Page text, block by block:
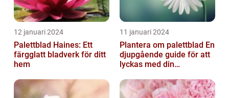
12 januari 2024
Palettblad Haines: Ett
färgglatt bladverk för ditt
hem
11 januari 2024
Plantera om palettblad En
djupgående guide för att
lyckas med din